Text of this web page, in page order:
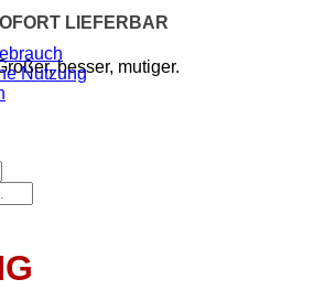
LIEFERBAR
besser, mutiger.
Nutzung